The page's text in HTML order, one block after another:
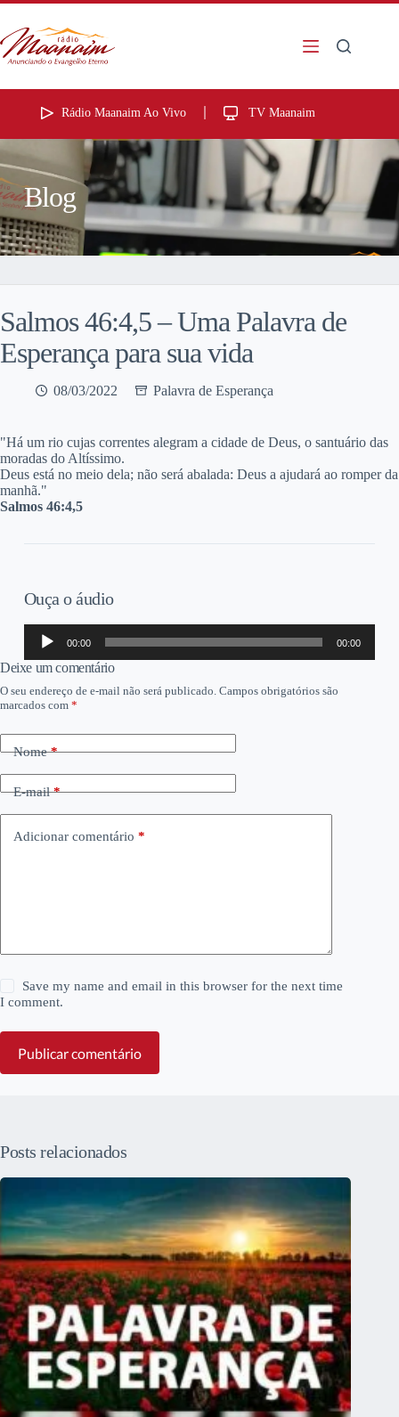
Rádio Maanaim Ao Vivo TV Maanaim
Blog
Salmos 46:4,5 – Uma Palavra de
Esperança para sua vida
08/03/2022 Palavra de Esperança
"Há um rio cujas correntes alegram a cidade de Deus, o santuário das
moradas do Altíssimo.
Deus está no meio dela; não será abalada: Deus a ajudará ao romper da
manhã."
Salmos 46:4,5
Ouça o áudio
Tocador
áudio
00:00 00:00
Deixe um comentário
O seu endereço de e-mail não será publicado. Campos obrigatórios são
marcados com *
Nome*
E-mail*
Adicionar comentário *
Save my name and email in this browser for the next time
I comment.
Publicar comentário
Posts relacionados